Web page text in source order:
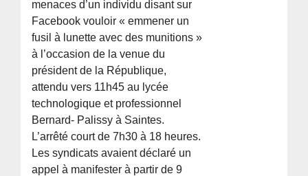
menaces d’un individu disant sur
Facebook vouloir « emmener un
fusil à lunette avec des munitions »
à l’occasion de la venue du
président de la République,
attendu vers 11h45 au lycée
technologique et professionnel
Bernard- Palissy à Saintes.
L’arrêté court de 7h30 à 18 heures.
Les syndicats avaient déclaré un
appel à manifester à partir de 9